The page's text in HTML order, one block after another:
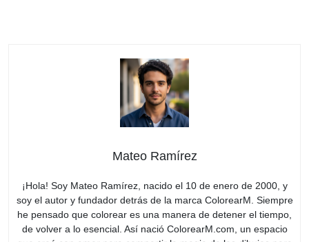
Mateo Ramírez
¡Hola! Soy Mateo Ramírez, nacido el 10 de enero de 2000, y
soy el autor y fundador detrás de la marca ColorearM. Siempre
he pensado que colorear es una manera de detener el tiempo,
de volver a lo esencial. Así nació ColorearM.com, un espacio